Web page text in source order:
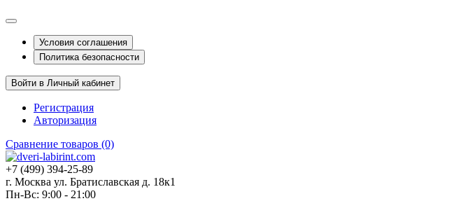
Условия соглашения
Политика безопасности
Войти в Личный кабинет
Регистрация
Авторизация
Сравнение товаров (0)
+7 (499) 394-25-89
г. Москва ул. Братиславская д. 18к1
Пн-Вс: 9:00 - 21:00